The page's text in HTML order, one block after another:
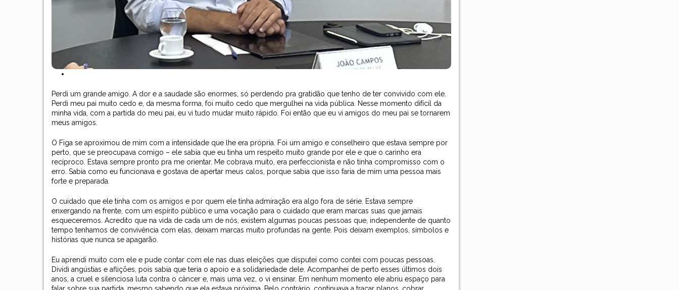
Perdi um grande amigo. A dor e a saudade são enormes, só perdendo pra gratidão que tenho de ter convivido com ele.
Perdi meu pai muito cedo e, da mesma forma, foi muito cedo que mergulhei na vida pública. Nesse momento difícil da
minha vida, com a partida do meu pai, eu vi tudo mudar muito rápido. Foi então que eu vi amigos do meu pai se tornarem
meus amigos.
O Figa se aproximou de mim com a intensidade que lhe era própria. Foi um amigo e conselheiro que estava sempre por
perto, que se preocupava comigo – ele sabia que eu tinha um respeito muito grande por ele e que o carinho era
recíproco. Estava sempre pronto pra me orientar. Me cobrava muito, era perfeccionista e não tinha compromisso com o
erro. Sabia como eu funcionava e gostava de apertar meus calos, porque sabia que isso faria de mim uma pessoa mais
forte e preparada.
O cuidado que ele tinha com os amigos e por quem ele tinha admiração era algo fora de série. Estava sempre
enxergando na frente, com um espírito público e uma vocação para o cuidado que eram marcas suas que jamais
esqueceremos. Acredito que na vida de cada um de nós, existem algumas poucas pessoas que, independente de quanto
tempo tenhamos de convivência com elas, deixam marcas muito profundas na gente. Pois deixam exemplos, símbolos e
histórias que nunca se apagarão.
Eu aprendi muito com ele e pude contar com ele nas duas eleições que disputei como contei com poucas pessoas.
Dividi angústias e aflições, pois sabia que teria o apoio e a solidariedade dele. Acompanhei de perto esses últimos dois
anos, a cruel e silenciosa luta contra o câncer e, mais uma vez, o vi ensinar. Em nenhum momento ele abriu espaço para
falar sobre sua partida, mesmo sabendo que ela estava próxima. Pelo contrário, continuava a traçar planos, cobrar